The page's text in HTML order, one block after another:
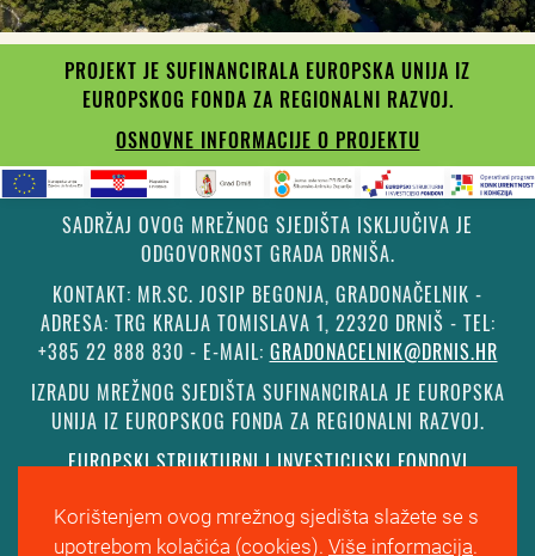
PROJEKT JE SUFINANCIRALA EUROPSKA UNIJA IZ
EUROPSKOG FONDA ZA REGIONALNI RAZVOJ.
OSNOVNE INFORMACIJE O PROJEKTU
SADRŽAJ OVOG MREŽNOG SJEDIŠTA ISKLJUČIVA JE
ODGOVORNOST GRADA DRNIŠA.
KONTAKT: MR.SC. JOSIP BEGONJA, GRADONAČELNIK -
ADRESA: TRG KRALJA TOMISLAVA 1, 22320 DRNIŠ - TEL:
+385 22 888 830 - E-MAIL: GRADONACELNIK@DRNIS.HR
IZRADU MREŽNOG SJEDIŠTA SUFINANCIRALA JE EUROPSKA
UNIJA IZ EUROPSKOG FONDA ZA REGIONALNI RAZVOJ.
EUROPSKI STRUKTURNI I INVESTICIJSKI FONDOVI
© Grad Drniš . Sva prava zadržana. Izjava o kolačićima
Korištenjem ovog mrežnog sjedišta slažete se s
upotrebom kolačića (cookies). Više informacija.